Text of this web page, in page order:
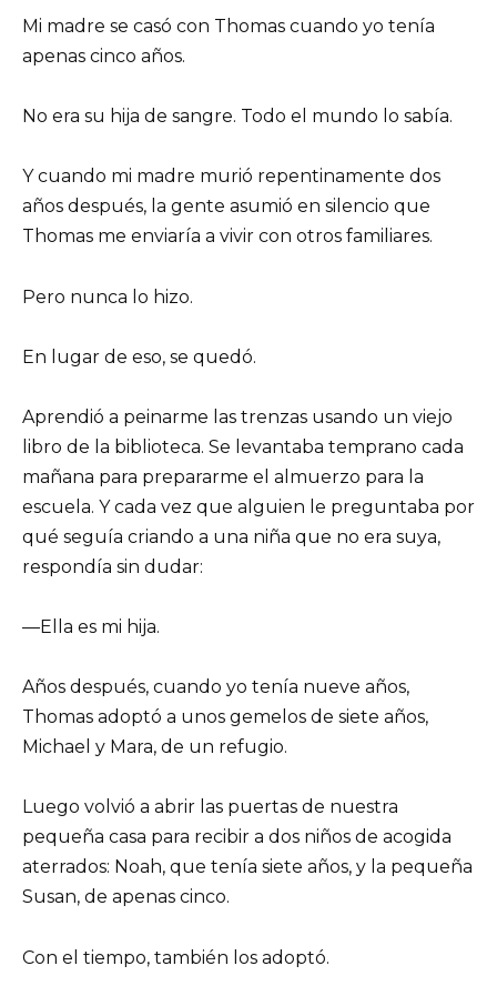
Mi madre se casó con Thomas cuando yo tenía
apenas cinco años.
No era su hija de sangre. Todo el mundo lo sabía.
Y cuando mi madre murió repentinamente dos
años después, la gente asumió en silencio que
Thomas me enviaría a vivir con otros familiares.
Pero nunca lo hizo.
En lugar de eso, se quedó.
Aprendió a peinarme las trenzas usando un viejo
libro de la biblioteca. Se levantaba temprano cada
mañana para prepararme el almuerzo para la
escuela. Y cada vez que alguien le preguntaba por
qué seguía criando a una niña que no era suya,
respondía sin dudar:
—Ella es mi hija.
Años después, cuando yo tenía nueve años,
Thomas adoptó a unos gemelos de siete años,
Michael y Mara, de un refugio.
Luego volvió a abrir las puertas de nuestra
pequeña casa para recibir a dos niños de acogida
aterrados: Noah, que tenía siete años, y la pequeña
Susan, de apenas cinco.
Con el tiempo, también los adoptó.